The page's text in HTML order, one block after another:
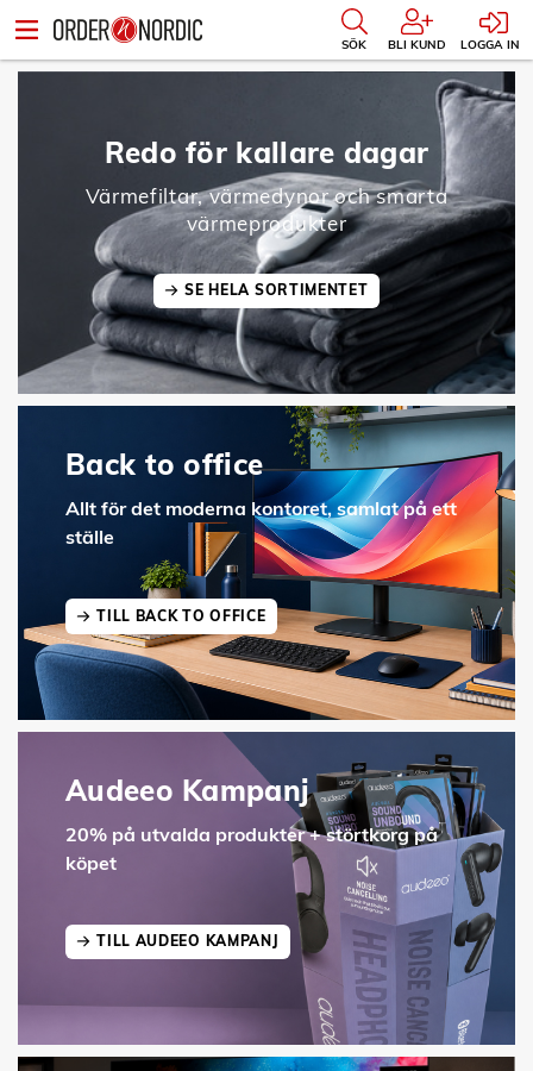
SÖK BLI KUND LOGGA IN
Redo för kallare dagar
Värmefiltar, värmedynor och smarta
värmeprodukter
SE HELA SORTIMENTET
Back to office
Allt för det moderna kontoret, samlat på ett
ställe
TILL BACK TO OFFICE
Audeeo Kampanj
20% på utvalda produkter + störtkorg på
köpet
TILL AUDEEO KAMPANJ